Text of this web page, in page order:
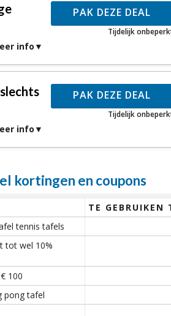
info
PAK DEZE DEAL
Tijdelijk
info
PAK DEZE DEAL
Tijdelijk
kortingen en coupons
TE GEBRUIKEN
tennis tafels
tot wel 10%
100
pong tafel